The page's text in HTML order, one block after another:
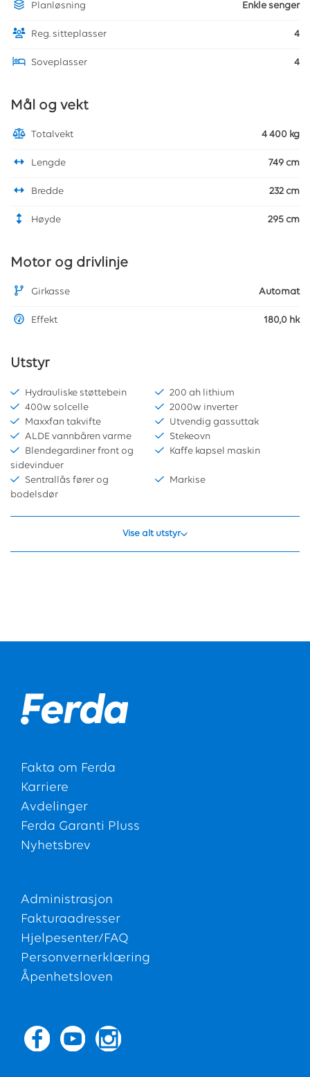
Planløsning Enkle senger
Reg. sitteplasser 4
Soveplasser 4
Mål og vekt
Totalvekt 4 400 kg
Lengde 749 cm
Bredde 232 cm
Høyde 295 cm
Motor og drivlinje
Girkasse Automat
Effekt 180,0 hk
Utstyr
Hydrauliske støttebein
200 ah lithium
400w solcelle
2000w inverter
Maxxfan takvifte
Utvendig gassuttak
ALDE vannbåren varme
Stekeovn
Blendegardiner front og
sidevinduer
Kaffe kapsel maskin
Sentrallås fører og
bodelsdør
Markise
Vise alt utstyr
Fakta om Ferda
Karriere
Avdelinger
Ferda Garanti Pluss
Nyhetsbrev
Administrasjon
Fakturaadresser
Hjelpesenter/FAQ
Personvernerklæring
Åpenhetsloven